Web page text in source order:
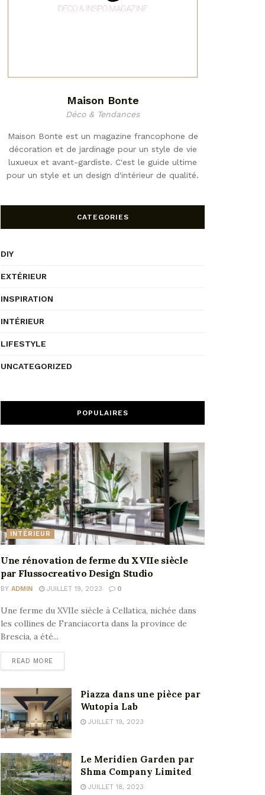
Maison Bonte
Déco & Tendances
Maison Bonte est un magazine francophone de
décoration et de jardinage pour un style de vie
luxueux et avant-gardiste. C'est le guide ultime
pour un style et un design d'intérieur de qualité.
CATEGORIES
DIY
EXTÉRIEUR
INSPIRATION
INTÉRIEUR
LIFESTYLE
UNCATEGORIZED
POPULAIRES
INTÉRIEUR
Une rénovation de ferme du XVIIe siècle
par Flussocreativo Design Studio
BY ADMIN JUILLET 19, 2023 0
Une ferme du XVIIe siècle à Cellatica, nichée dans
les collines de Franciacorta dans la province de
Brescia, a été...
READ MORE
Piazza dans une pièce par
Wutopia Lab
JUILLET 19, 2023
Le Meridien Garden par
Shma Company Limited
JUILLET 18, 2023